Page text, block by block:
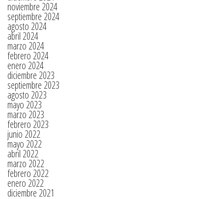
noviembre 2024
septiembre 2024
agosto 2024
abril 2024
marzo 2024
febrero 2024
enero 2024
diciembre 2023
septiembre 2023
agosto 2023
mayo 2023
marzo 2023
febrero 2023
junio 2022
mayo 2022
abril 2022
marzo 2022
febrero 2022
enero 2022
diciembre 2021